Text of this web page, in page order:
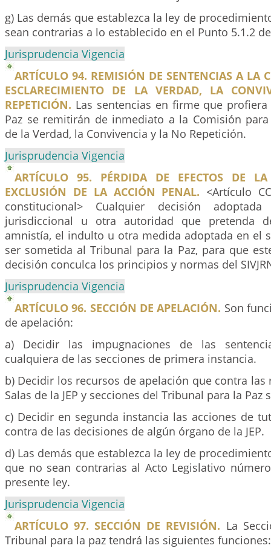
g) Las demás que establezca la ley de
sean contrarias a lo establecido en el Punto 5.1.2
Jurisprudencia Vigencia
ARTÍCULO 94. REMISIÓN DE SENTENCIAS A LA
ESCLARECIMIENTO DE LA VERDAD, LA
REPETICIÓN. Las sentencias en firme que
Paz se remitirán de inmediato a la Comisión
de la Verdad, la Convivencia y la No Repetición.
Jurisprudencia Vigencia
ARTÍCULO 95. PÉRDIDA DE EFECTOS DE
EXCLUSIÓN DE LA ACCIÓN PENAL. <Artículo
constitucional> Cualquier decisión
jurisdiccional u otra autoridad que pretenda
amnistía, el indulto u otra medida adoptada en el
ser sometida al Tribunal para la Paz, para que
decisión conculca los principios y normas del
Jurisprudencia Vigencia
ARTÍCULO 96. SECCIÓN DE APELACIÓN. Son
de apelación:
a) Decidir las impugnaciones de las
cualquiera de las secciones de primera instancia.
b) Decidir los recursos de apelación que contra las
Salas de la JEP y secciones del Tribunal para la Paz
c) Decidir en segunda instancia las acciones de
contra de las decisiones de algún órgano de la JEP.
d) Las demás que establezca la ley de
que no sean contrarias al Acto Legislativo
presente ley.
Jurisprudencia Vigencia
ARTÍCULO 97. SECCIÓN DE REVISIÓN. La
Tribunal para la paz tendrá las siguientes funciones: